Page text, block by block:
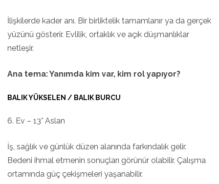
İlişkilerde kader anı. Bir birliktelik tamamlanır ya da gerçek
yüzünü gösterir. Evlilik, ortaklık ve açık düşmanlıklar
netleşir.
Ana tema: Yanımda kim var, kim rol yapıyor?
BALIK YÜKSELEN / BALIK BURCU
6. Ev – 13° Aslan
İş, sağlık ve günlük düzen alanında farkındalık gelir.
Bedeni ihmal etmenin sonuçları görünür olabilir. Çalışma
ortamında güç çekişmeleri yaşanabilir.